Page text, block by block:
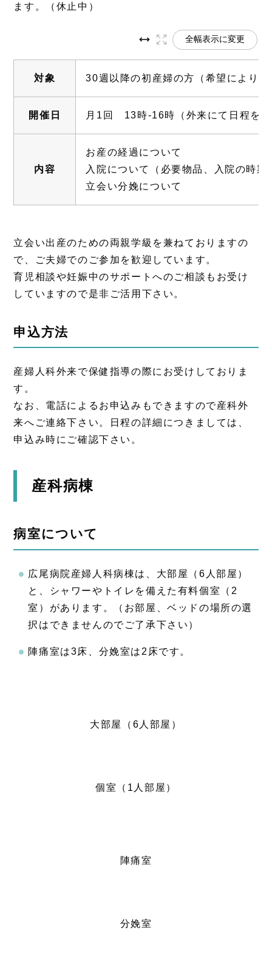
ます。（休止中）
全幅表示に変更
対象 30週以降の初産婦の方（希望により
開催日 月1回 13時-16時（外来にて日程を
内容
お産の経過について
入院について（必要物品、入院の時期
立会い分娩について
立会い出産のための両親学級を兼ねておりますの
で、ご夫婦でのご参加を歓迎しています。
育児相談や妊娠中のサポートへのご相談もお受け
していますので是非ご活用下さい。
申込方法
産婦人科外来で保健指導の際にお受けしておりま
す。
なお、電話によるお申込みもできますので産科外
来へご連絡下さい。日程の詳細につきましては、
申込み時にご確認下さい。
産科病棟
病室について
広尾病院産婦人科病棟は、大部屋（6人部屋）
と、シャワーやトイレを備えた有料個室（2
室）があります。（お部屋、ベッドの場所の選
択はできませんのでご了承下さい）
陣痛室は3床、分娩室は2床です。
大部屋（6人部屋）
個室（1人部屋）
陣痛室
分娩室